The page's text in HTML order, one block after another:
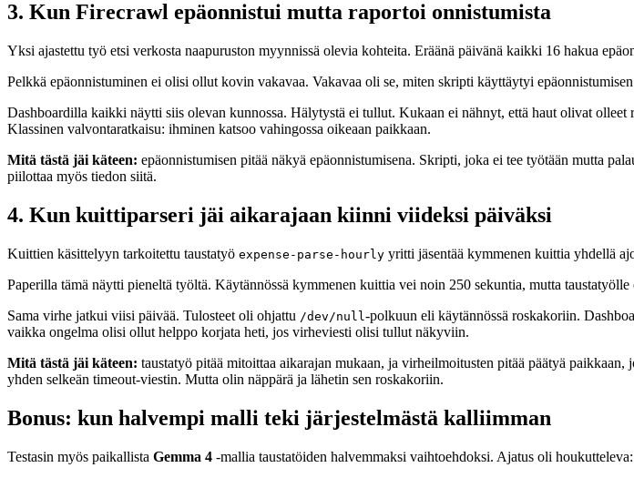
3. Kun Firecrawl epäonnistui mutta raportoi onnistumista
Yksi ajastettu työ etsi verkosta naapuruston myynnissä olevia kohteita. Eräänä päivänä kaikki 16 hakua
Pelkkä epäonnistuminen ei olisi ollut kovin vakavaa. Vakavaa oli se, miten skripti käyttäytyi
Dashboardilla kaikki näytti siis olevan kunnossa. Hälytystä ei tullut. Kukaan ei nähnyt, että haut olivat
Klassinen valvontaratkaisu: ihminen katsoo vahingossa oikeaan paikkaan.
Mitä tästä jäi käteen: epäonnistumisen pitää näkyä epäonnistumisena. Skripti, joka ei tee työtään mutta
piilottaa myös tiedon siitä.
4. Kun kuittiparseri jäi aikarajaan kiinni viideksi päiväksi
Kuittien käsittelyyn tarkoitettu taustatyö expense-parse-hourly yritti jäsentää kymmenen kuittia yhdellä
Paperilla tämä näytti pieneltä työltä. Käytännössä kymmenen kuittia vei noin 250 sekuntia, mutta
Sama virhe jatkui viisi päivää. Tulosteet oli ohjattu /dev/null-polkuun eli käytännössä roskakoriin.
vaikka ongelma olisi ollut helppo korjata heti, jos virheviesti olisi tullut näkyviin.
Mitä tästä jäi käteen: taustatyö pitää mitoittaa aikarajan mukaan, ja virheilmoitusten pitää päätyä
yhden selkeän timeout-viestin. Mutta olin näppärä ja lähetin sen roskakoriin.
Bonus: kun halvempi malli teki järjestelmästä kalliimman
Testasin myös paikallista Gemma 4 -mallia taustatöiden halvemmaksi vaihtoehdoksi. Ajatus oli